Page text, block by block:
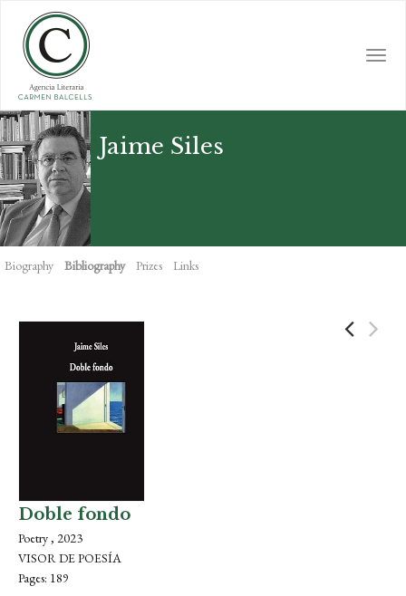
main
content
Jaime Siles
Biography Bibliography Prizes Links
Doble fondo
Poetry , 2023
VISOR DE POESÍA
Pages: 189